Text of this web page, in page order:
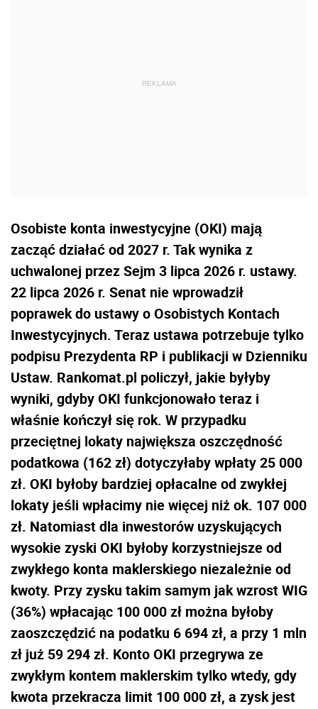
Osobiste konta inwestycyjne (OKI) mają
zacząć działać od 2027 r. Tak wynika z
uchwalonej przez Sejm 3 lipca 2026 r. ustawy.
22 lipca 2026 r. Senat nie wprowadził
poprawek do ustawy o Osobistych Kontach
Inwestycyjnych. Teraz ustawa potrzebuje tylko
podpisu Prezydenta RP i publikacji w Dzienniku
Ustaw. Rankomat.pl policzył, jakie byłyby
wyniki, gdyby OKI funkcjonowało teraz i
właśnie kończył się rok. W przypadku
przeciętnej lokaty największa oszczędność
podatkowa (162 zł) dotyczyłaby wpłaty 25 000
zł. OKI byłoby bardziej opłacalne od zwykłej
lokaty jeśli wpłacimy nie więcej niż ok. 107 000
zł. Natomiast dla inwestorów uzyskujących
wysokie zyski OKI byłoby korzystniejsze od
zwykłego konta maklerskiego niezależnie od
kwoty. Przy zysku takim samym jak wzrost WIG
(36%) wpłacając 100 000 zł można byłoby
zaoszczędzić na podatku 6 694 zł, a przy 1 mln
zł już 59 294 zł. Konto OKI przegrywa ze
zwykłym kontem maklerskim tylko wtedy, gdy
kwota przekracza limit 100 000 zł, a zysk jest